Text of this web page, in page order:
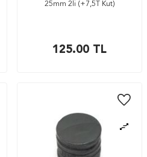
25mm 2li (+7,5T Kut)
125.00 TL